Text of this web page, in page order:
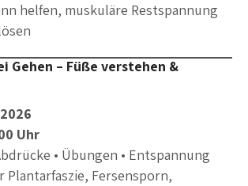
helfen, muskuläre Restspannung
Gehen – Füße verstehen &
Uhr
• Übungen • Entspannung
Plantarfaszie, Fersensporn,